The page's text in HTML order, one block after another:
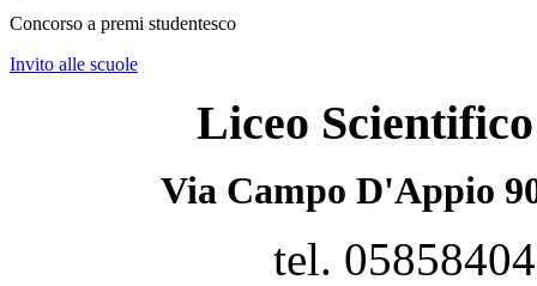
Concorso a premi studentesco
Invito alle scuole
Liceo
Via Campo D'Appio
tel.